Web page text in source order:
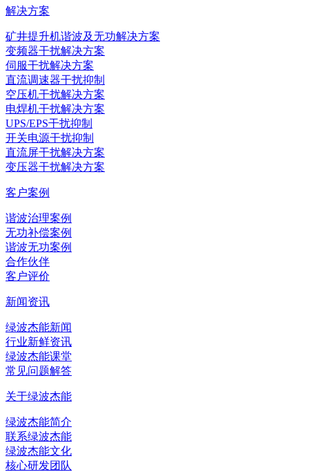
解决方案
矿井提升机谐波及无功解决方案
变频器干扰解决方案
伺服干扰解决方案
直流调速器干扰抑制
空压机干扰解决方案
电焊机干扰解决方案
UPS/EPS干扰抑制
开关电源干扰抑制
直流屏干扰解决方案
变压器干扰解决方案
客户案例
谐波治理案例
无功补偿案例
谐波无功案例
合作伙伴
客户评价
新闻资讯
绿波杰能新闻
行业新鲜资讯
绿波杰能课堂
常见问题解答
关于绿波杰能
绿波杰能简介
联系绿波杰能
绿波杰能文化
核心研发团队